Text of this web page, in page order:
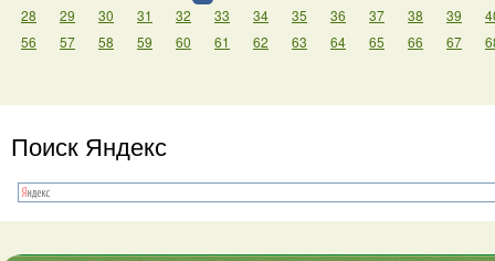
28
29 30 31 32 33 34 35 36 37 38 39
56
57 58 59 60 61 62 63 64 65 66 67
Поиск Яндекс